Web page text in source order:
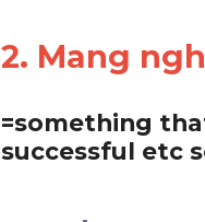
2. Mang
=something
successful etc